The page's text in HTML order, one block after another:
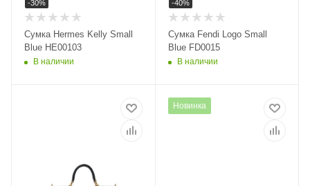
Сумка Hermes Kelly Small
Blue HE00103
В наличии
-30%
Сумка Fendi Logo Small
Blue FD0015
В наличии
-40%
Новинка